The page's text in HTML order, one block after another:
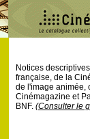
Notices
française, de la
de l'image animée,
Cinémagazine et
BNF. (Consulter le